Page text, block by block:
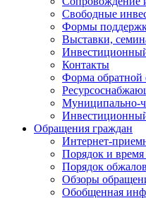
Свободные
Формы
Выставки,
Контакты
Форма обратной
Муниципально-
Обращения граждан
Интернет-
Порядок и
Порядок
Обзоры
Обобщенная